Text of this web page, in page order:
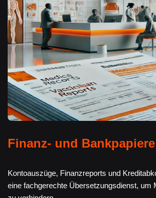
Finanz- und Bankpapiere
Kontoauszüge, Finanzreports und
eine fachgerechte Übersetzungsdienst, um